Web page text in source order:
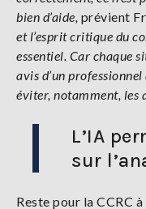
bien d’aide, prévient
et l’esprit critique du
essentiel. Car chaque
avis d’un
éviter, notamment, les
L’IA
sur
Reste pour la CCRC